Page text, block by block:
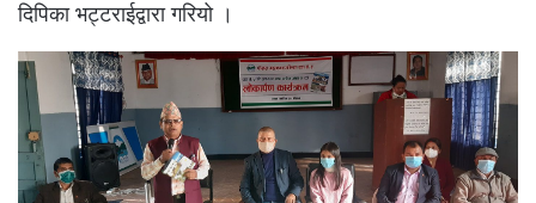
दिपिका भट्टराईद्वारा गरियो ।